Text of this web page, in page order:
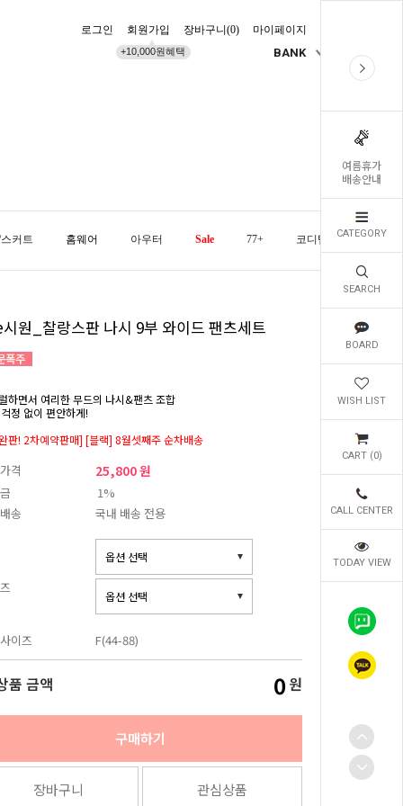
여름휴가
배송안내
CATEGORY
SEARCH
BOARD
WISH LIST
CART (0)
CALL CENTER
TODAY VIEW
로그인 회원가입
+10,000원혜택
장바구니(0) 마이페이지
BANK
커트 홈웨어 아우터 Sale 77+ 코디템 오늘발송
원_찰랑스판 나시 9부 와이드 팬츠세트
하면서 여리한 무드의 나시&팬츠 조합
정 없이 편안하게!
판! 2차예약판매] [블랙] 8월셋째주 순차배송
격 25,800 원
1%
송
국내 배송 전용
이즈 F(44-88)
품 금액 0 원
구매하기
장바구니 관심상품